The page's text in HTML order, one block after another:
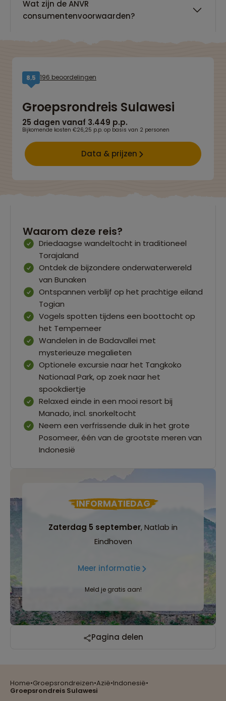
Home•Groepsrondreizen•Azië•Indonesië•
Groepsrondreis Sulawesi
Wat zijn de ANVR
consumentenvoorwaarden?
8,5 196 beoordelingen
Groepsrondreis Sulawesi
25 dagen vanaf 3.449 p.p.
Bijkomende kosten €26,25 p.p. op basis van 2 personen
Data & prijzen
Waarom deze reis?
Driedaagse wandeltocht in traditioneel
Torajaland
Ontdek de bijzondere onderwaterwereld
van Bunaken
Ontspannen verblijf op het prachtige eiland
Togian
Vogels spotten tijdens een boottocht op
het Tempemeer
Wandelen in de Badavallei met
mysterieuze megalieten
Optionele excursie naar het Tangkoko
Nationaal Park, op zoek naar het
spookdiertje
Relaxed einde in een mooi resort bij
Manado, incl. snorkeltocht
Neem een verfrissende duik in het grote
Posomeer, één van de grootste meren van
Indonesië
INFORMATIEDAG
Zaterdag 5 september, Natlab in
Eindhoven
Meer informatie
Meld je gratis aan!
Pagina delen